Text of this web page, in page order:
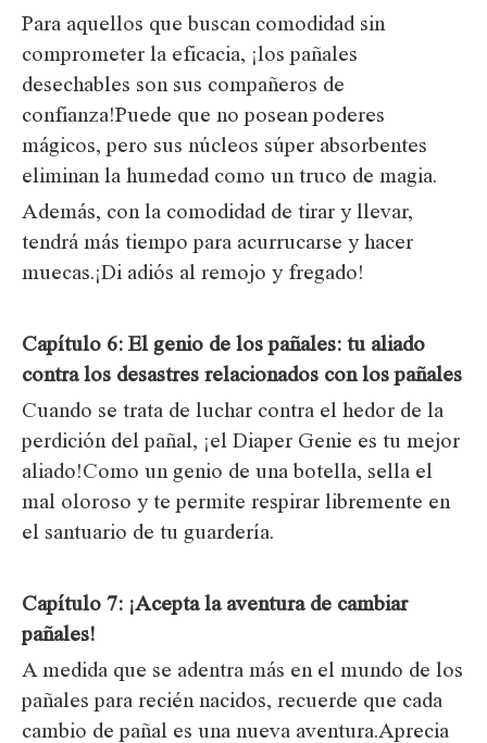
Para aquellos que buscan comodidad sin
comprometer la eficacia, ¡los pañales
desechables son sus compañeros de
confianza!Puede que no posean poderes
mágicos, pero sus núcleos súper absorbentes
eliminan la humedad como un truco de magia.
Además, con la comodidad de tirar y llevar,
tendrá más tiempo para acurrucarse y hacer
muecas.¡Di adiós al remojo y fregado!
Capítulo 6: El genio de los pañales: tu aliado
contra los desastres relacionados con los pañales
Cuando se trata de luchar contra el hedor de la
perdición del pañal, ¡el Diaper Genie es tu mejor
aliado!Como un genio de una botella, sella el
mal oloroso y te permite respirar libremente en
el santuario de tu guardería.
Capítulo 7: ¡Acepta la aventura de cambiar
pañales!
A medida que se adentra más en el mundo de los
pañales para recién nacidos, recuerde que cada
cambio de pañal es una nueva aventura.Aprecia